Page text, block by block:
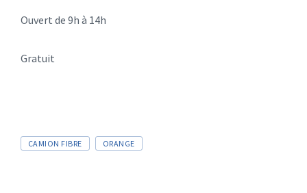
Ouvert de 9h à 14h
Gratuit
CAMION FIBRE ORANGE